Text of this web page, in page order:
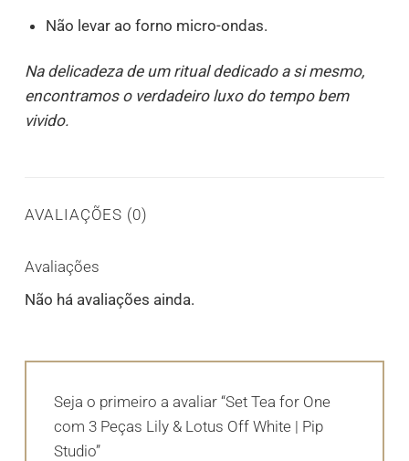
Não levar ao forno micro-ondas.
Na delicadeza de um ritual dedicado a si mesmo,
encontramos o verdadeiro luxo do tempo bem
vivido.
AVALIAÇÕES (0)
Avaliações
Não há avaliações ainda.
Seja o primeiro a avaliar “Set Tea for One
com 3 Peças Lily & Lotus Off White | Pip
Studio”